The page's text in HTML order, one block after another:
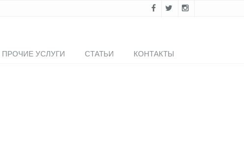
ПРОЧИЕ УСЛУГИ СТАТЬИ КОНТАКТЫ